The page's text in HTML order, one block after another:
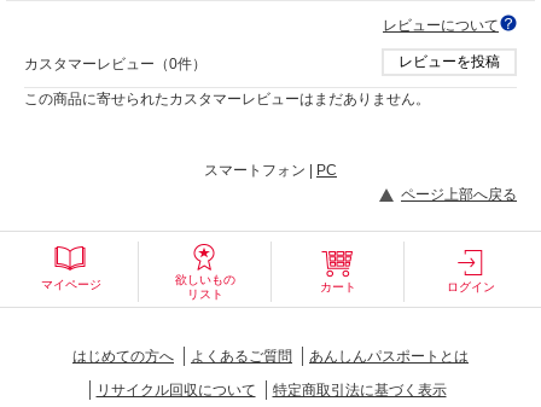
レビューについて
カスタマーレビュー（0件） レビューを投稿
この商品に寄せられたカスタマーレビューはまだありません。
スマートフォン |
PC
ページ上部へ戻る
マイページ
欲しいもの
リスト
カート ログイン
はじめての方へ よくあるご質問
あんしんパスポートとは
リサイクル回収について
特定商取引法に基づく表示